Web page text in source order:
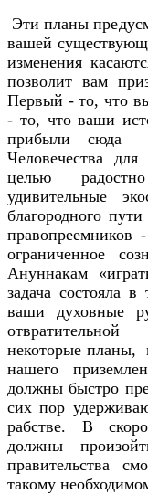
Эти планы
вашей
изменения
позволит вам
Первый - то, что
- то, что ваши
прибыли сюда
Человечества
целью
удивительные
благородного
правопреемников
ограниченное
Ануннакам
задача состояла
ваши духовные
некоторые планы,
нашего
должны быстро
сих пор
рабстве. В
должны
правительства
такому